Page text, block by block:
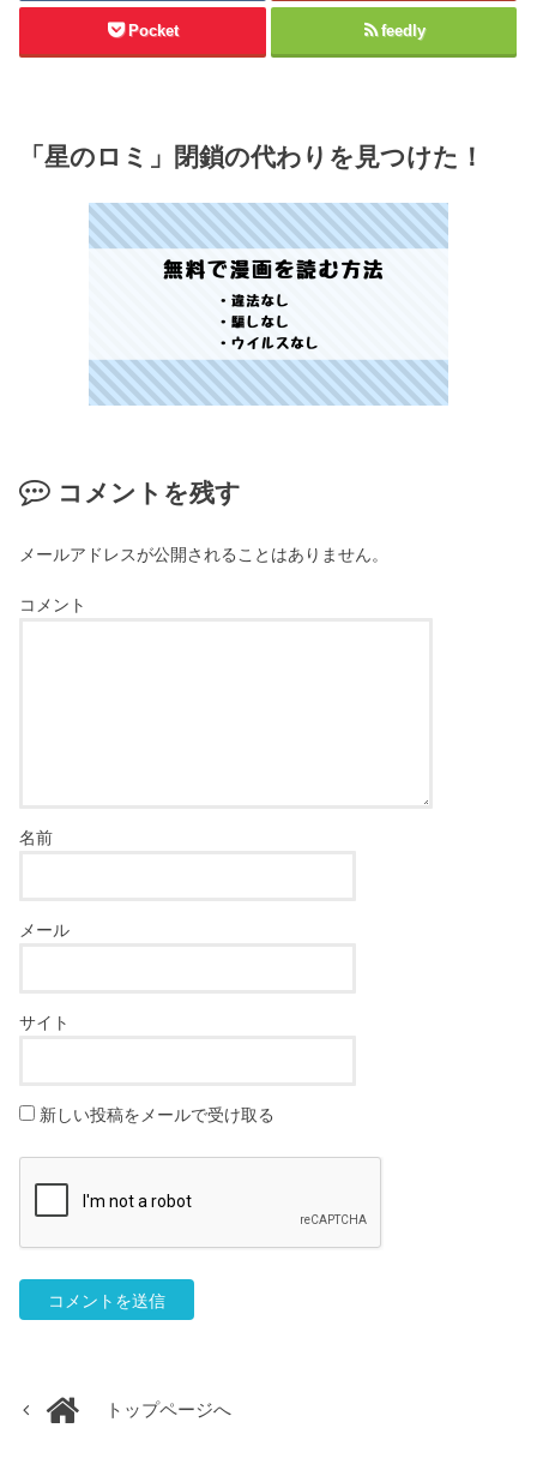
Pocket feedly
「星のロミ」閉鎖の代わりを見つけた！
コメントを残す
メールアドレスが公開されることはありません。
コメント
名前
メール
サイト
新しい投稿をメールで受け取る
トップページへ